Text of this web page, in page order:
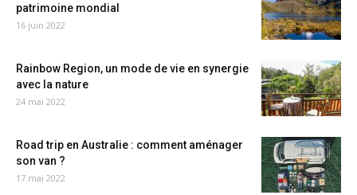
patrimoine mondial
16 juin 2022
Rainbow Region, un mode de vie en synergie
avec la nature
24 mai 2022
Road trip en Australie : comment aménager
son van ?
17 mai 2022